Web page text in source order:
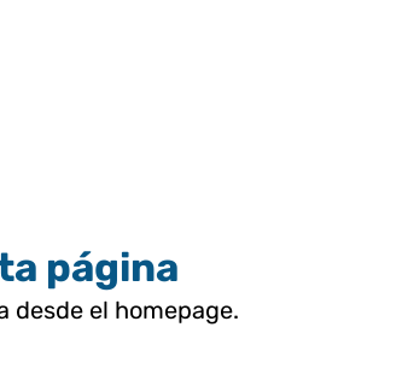
página
desde el homepage.